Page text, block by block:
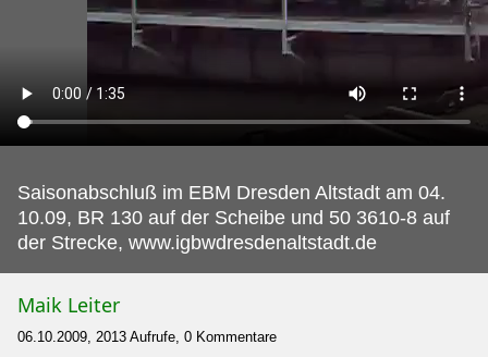
Saisonabschluß im EBM Dresden Altstadt am 04.
10.09, BR 130 auf der Scheibe und 50 3610-8 auf
der Strecke, www.igbwdresdenaltstadt.de
Maik Leiter
06.10.2009, 2013 Aufrufe, 0 Kommentare